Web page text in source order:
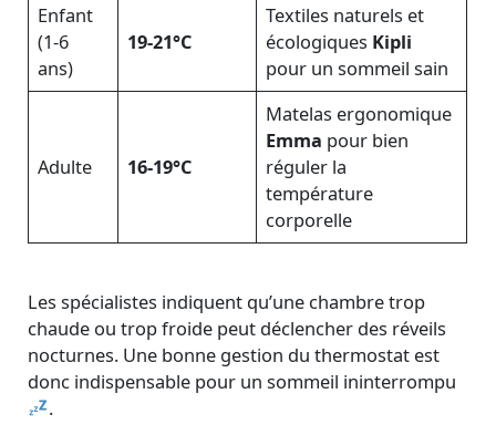
Enfant
(1-6
ans)
19-21°C
Textiles naturels et
écologiques Kipli
pour un sommeil sain
Adulte 16-19°C
Matelas ergonomique
Emma pour bien
réguler la
température
corporelle
Les spécialistes indiquent qu’une chambre trop
chaude ou trop froide peut déclencher des réveils
nocturnes. Une bonne gestion du thermostat est
donc indispensable pour un sommeil ininterrompu
.